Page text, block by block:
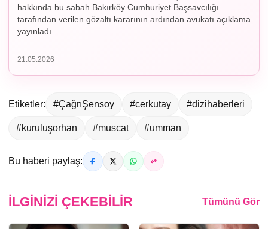
hakkında bu sabah Bakırköy Cumhuriyet Başsavcılığı
tarafından verilen gözaltı kararının ardından avukatı açıklama
yayınladı.
21.05.2026
Etiketler: #ÇağrıŞensoy #cerkutay #dizihaberleri
#kuruluşorhan #muscat #umman
Bu haberi paylaş:
İLGINIZI ÇEKEBILIR Tümünü Gör